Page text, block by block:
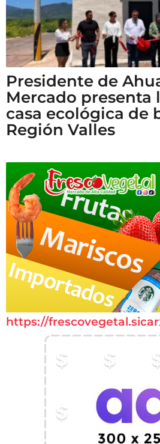
Presidente de
Mercado presenta
casa ecológica de
Región Valles
https://